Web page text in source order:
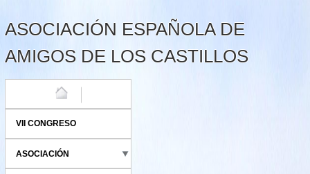
ASOCIACIÓN ESPAÑOLA DE
AMIGOS DE LOS CASTILLOS
VII CONGRESO
ASOCIACIÓN